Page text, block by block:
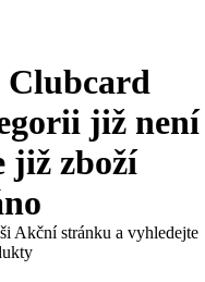
Clubcard
již není
již zboží
Akční stránku a vyhledejte